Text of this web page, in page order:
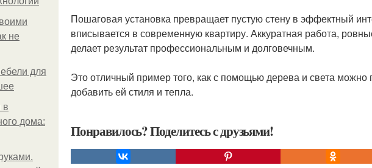
не
для
в
дома:
Пошаговая установка превращает пустую стену в эффектный
вписывается в современную квартиру. Аккуратная работа,
делает результат профессиональным и долговечным.
Это отличный пример того, как с помощью дерева и света
добавить ей стиля и тепла.
Понравилось? Поделитесь с друзьями!